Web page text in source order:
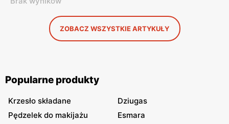
ZOBACZ WSZYSTKIE ARTYKUŁY
Popularne produkty
Krzesło składane
Dziugas
Pędzelek do makijażu
Esmara